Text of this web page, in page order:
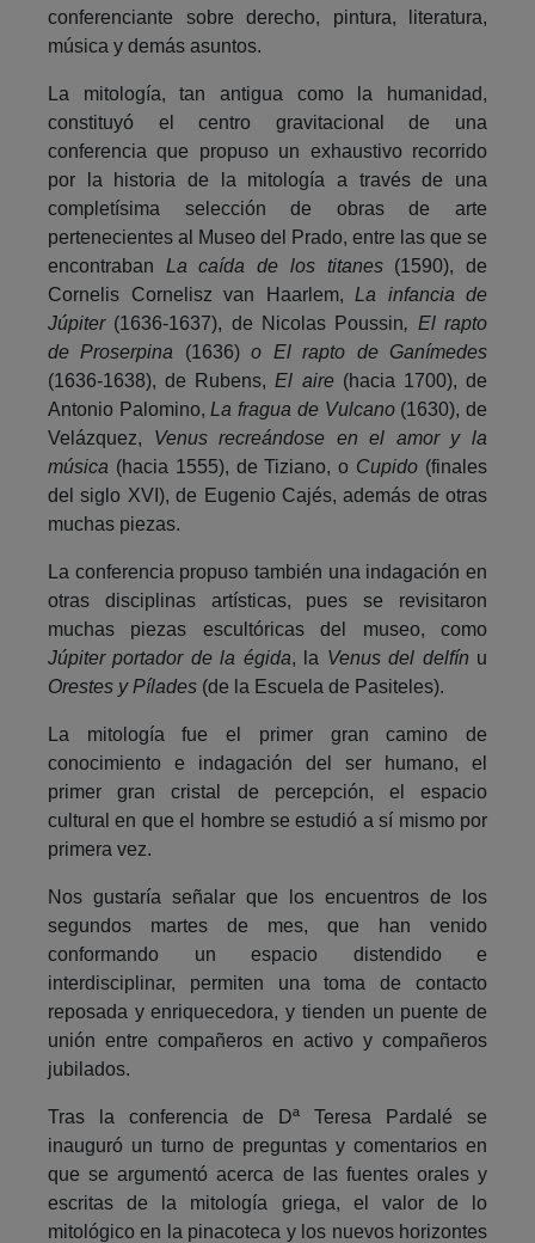
conferenciante sobre derecho, pintura, literatura,
música y demás asuntos.
La mitología, tan antigua como la humanidad,
constituyó el centro gravitacional de una
conferencia que propuso un exhaustivo recorrido
por la historia de la mitología a través de una
completísima selección de obras de arte
pertenecientes al Museo del Prado, entre las que se
encontraban La caída de los titanes(1590), de
Cornelis Cornelisz van Haarlem, La infancia de
Júpiter(1636-1637), de Nicolas Poussin, El rapto
de Proserpina (1636)o El rapto de Ganímedes
(1636-1638), de Rubens,El aire(hacia 1700), de
Antonio Palomino,La fragua de Vulcano(1630), de
Velázquez, Venus recreándose en el amor y la
música (hacia 1555), de Tiziano, o Cupido (finales
del siglo XVI), de Eugenio Cajés, además de otras
muchas piezas.
La conferencia propuso también una indagación en
otras disciplinas artísticas, pues se revisitaron
muchas piezas escultóricas del museo, como
Júpiter portador de la égida, la Venus del delfín u
Orestes y Pílades (de la Escuela de Pasiteles).
La mitología fue el primer gran camino de
conocimiento e indagación del ser humano, el
primer gran cristal de percepción, el espacio
cultural en que el hombre se estudió a sí mismo por
primera vez.
Nos gustaría señalar que los encuentros de los
segundos martes de mes, que han venido
conformando un espacio distendido e
interdisciplinar, permiten una toma de contacto
reposada y enriquecedora, y tienden un puente de
unión entre compañeros en activo y compañeros
jubilados.
Tras la conferencia de Dª Teresa Pardalé se
inauguró un turno de preguntas y comentarios en
que se argumentó acerca de las fuentes orales y
escritas de la mitología griega, el valor de lo
mitológico en la pinacoteca y los nuevos horizontes